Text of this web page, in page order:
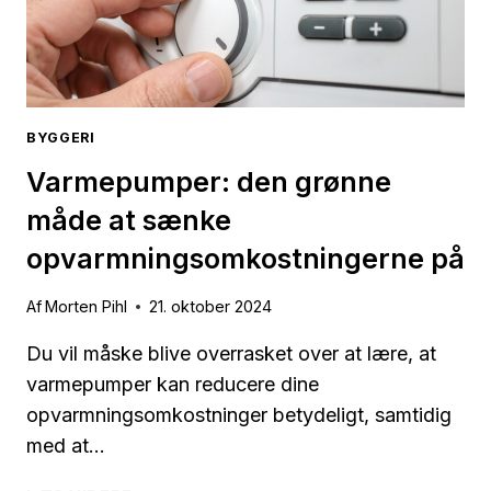
BYGGERI
Varmepumper: den grønne
måde at sænke
opvarmningsomkostningerne på
AfMorten Pihl 21. oktober 2024
Du vil måske blive overrasket over at lære, at
varmepumper kan reducere dine
opvarmningsomkostninger betydeligt, samtidig
med at…